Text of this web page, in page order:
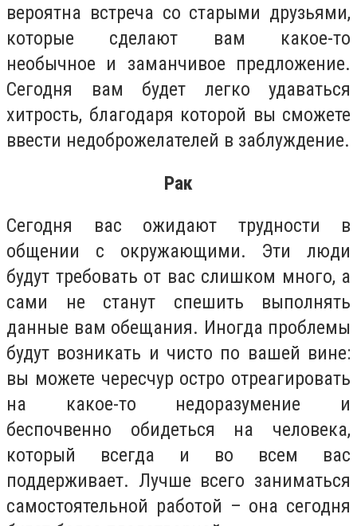
вероятна встреча со старыми друзьями,
которые сделают вам какое-то
необычное и заманчивое предложение.
Сегодня вам будет легко удаваться
хитрость, благодаря которой вы сможете
ввести недоброжелателей в заблуждение.
Рак
Сегодня вас ожидают трудности в
общении с окружающими. Эти люди
будут требовать от вас слишком много, а
сами не станут спешить выполнять
данные вам обещания. Иногда проблемы
будут возникать и чисто по вашей вине:
вы можете чересчур остро отреагировать
на какое-то недоразумение и
беспочвенно обидеться на человека,
который всегда и во всем вас
поддерживает. Лучше всего заниматься
самостоятельной работой – она сегодня